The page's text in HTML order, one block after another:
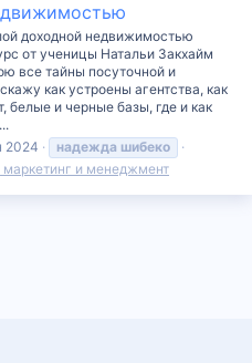
доходной недвижимостью
от ученицы Натальи Закхайм
все тайны посуточной и
как устроены агентства, как
белые и черные базы, где и как
2024 надежда шибеко
маркетинг и менеджмент